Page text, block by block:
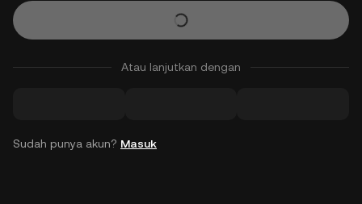
Atau lanjutkan dengan
Sudah punya akun? Masuk